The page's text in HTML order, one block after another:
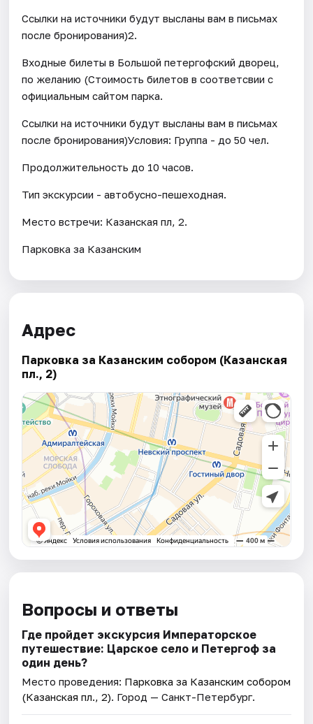
Ссылки на источники будут высланы вам в письмах
после бронирования)2.
Входные билеты в Большой петергофский дворец,
по желанию (Стоимость билетов в соответсвии с
официальным сайтом парка.
Ссылки на источники будут высланы вам в письмах
после бронирования)Условия: Группа - до 50 чел.
Продолжительность до 10 часов.
Тип экскурсии - автобусно-пешеходная.
Место встречи: Казанская пл, 2.
Парковка за Казанским
Адрес
Парковка за Казанским собором (Казанская
пл., 2)
Вопросы и ответы
Где пройдет экскурсия Императорское
путешествие: Царское село и Петергоф за
один день?
Место проведения: Парковка за Казанским собором
(Казанская пл., 2). Город — Санкт-Петербург.